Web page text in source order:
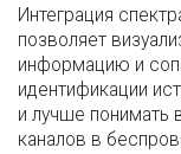
Интеграция
позволяет
информацию и
идентификации
и лучше понимать
каналов в